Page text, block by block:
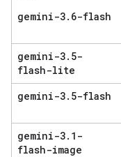
gemini-3. 6-flash
gemini-3. 5-
flash-lite
gemini-3. 5-flash
gemini-3. 1-
flash-image